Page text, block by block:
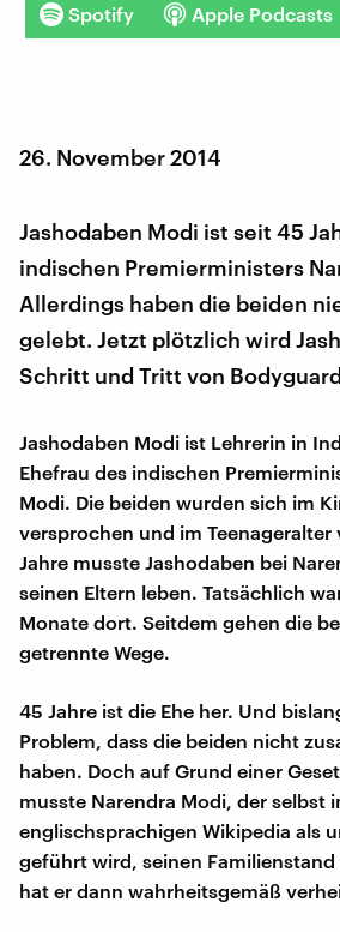
Spotify Apple Podcasts
26. November 2014
Jashodaben Modi ist seit 45
indischen Premierministers
Allerdings haben die beiden
gelebt. Jetzt plötzlich wird
Schritt und Tritt von
Jashodaben Modi ist Lehrerin in
Ehefrau des indischen
Modi. Die beiden wurden sich im
versprochen und im Teenageralter
Jahre musste Jashodaben bei
seinen Eltern leben. Tatsächlich
Monate dort. Seitdem gehen die
getrennte Wege.
45 Jahre ist die Ehe her. Und
Problem, dass die beiden nicht
haben. Doch auf Grund einer
musste Narendra Modi, der selbst
englischsprachigen Wikipedia als
geführt wird, seinen
hat er dann wahrheitsgemäß